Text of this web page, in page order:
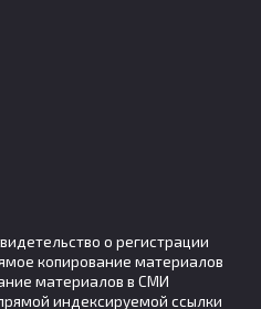
о регистрации
копирование материалов
материалов в СМИ
индексируемой ссылки